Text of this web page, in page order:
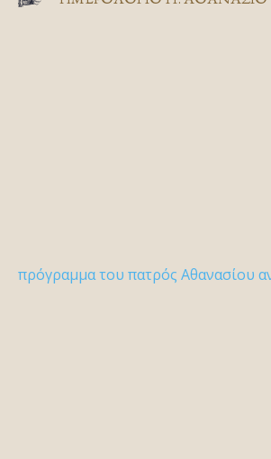
πρόγραμμα του πατρός Αθανασίου